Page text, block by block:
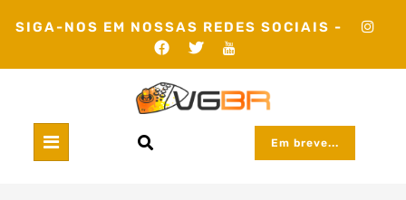
SIGA-NOS EM NOSSAS REDES SOCIAIS -
Em breve...